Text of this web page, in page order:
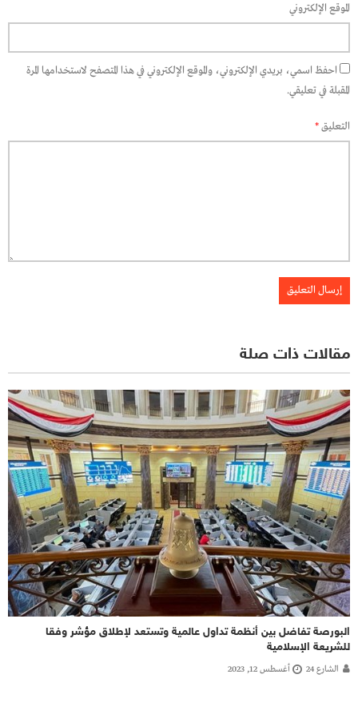
الموقع الإلكتروني
احفظ اسمي، بريدي الإلكتروني، والموقع الإلكتروني في هذا المتصفح لاستخدامها المرة
المقبلة في تعليقي.
التعليق*
مقالات ذات صلة
البورصة تفاضل بين أنظمة تداول عالمية وتستعد لإطلاق مؤشر وفقا
للشريعة الإسلامية
الشارع 24 أغسطس 12, 2023